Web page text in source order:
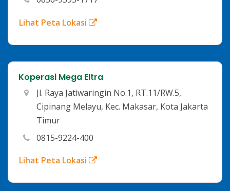
Lihat Peta Lokasi
Koperasi Mega Eltra
Jl. Raya Jatiwaringin No.1, RT.11/RW.5,
Cipinang Melayu, Kec. Makasar, Kota Jakarta
Timur
0815-9224-400
Lihat Peta Lokasi